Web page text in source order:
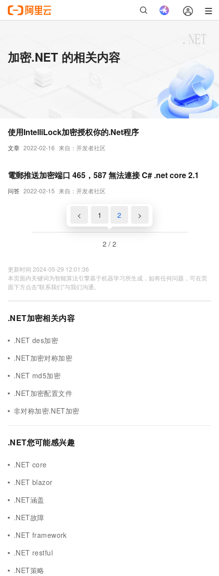
加密.NET 的相关内容
文章 2022-02-16 来自：开发者社区
使用IntelliLock加密授权你的.Net程序
问答 2022-02-15 来自：开发者社区
電郵推送加密端口 465，587 無法連接 C# .net core 2.1
< 1 2 >
2 / 2
更新时间 2024-05-29 12:01:36
本页面内关键词为智能算法引擎基于机器学习所生成，如有任何问题，可在页
面下方点击"联系我们"与我们沟通。
.NET加密相关内容
.NET des加密
.NET加密对称加密
.NET md5加密
.NET加密配置文件
非对称加密.NET加密
.NET您可能感兴趣
.NET core
.NET blazor
.NET涵盖
.NET故障
.NET framework
.NET restful
.NET策略